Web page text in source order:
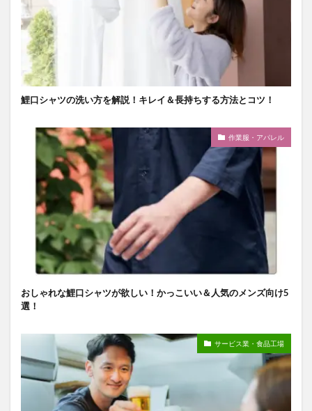
鯉口シャツの洗い方を解説！キレイ＆長持ちする方法とコツ！
作業服・アパレル
おしゃれな鯉口シャツが欲しい！かっこいい＆人気のメンズ向け5
選！
サービス業・食品工場